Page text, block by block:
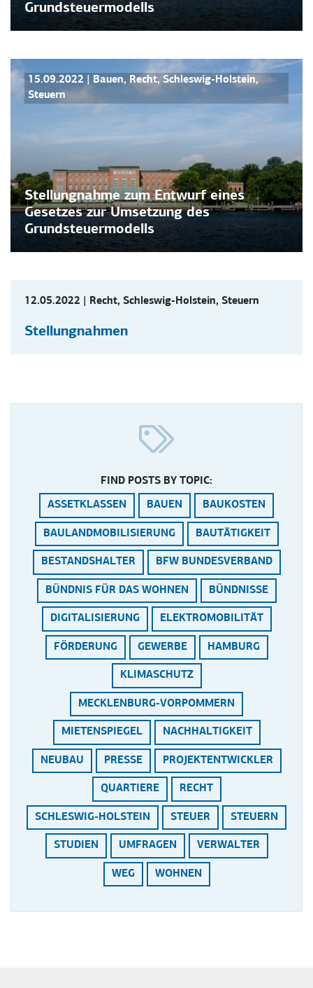
Grundsteuermodells
STELLUNGNAHMEN
15.09.2022 Bauen, Recht, Schleswig-Holstein,
Steuern
Stellungnahme zum Entwurf eines
Gesetzes zur Umsetzung des
Grundsteuermodells
12.05.2022 Recht, Schleswig-Holstein, Steuern
Stellungnahmen
FIND POSTS BY TOPIC:
ASSETKLASSEN BAUEN BAUKOSTEN
BAULANDMOBILISIERUNG BAUTÄTIGKEIT
BESTANDSHALTER BFW BUNDESVERBAND
BÜNDNIS FÜR DAS WOHNEN BÜNDNISSE
DIGITALISIERUNG ELEKTROMOBILITÄT
FÖRDERUNG GEWERBE HAMBURG
KLIMASCHUTZ
MECKLENBURG-VORPOMMERN
MIETENSPIEGEL NACHHALTIGKEIT
NEUBAU PRESSE PROJEKTENTWICKLER
QUARTIERE RECHT
SCHLESWIG-HOLSTEIN STEUER STEUERN
STUDIEN UMFRAGEN VERWALTER
WEG WOHNEN